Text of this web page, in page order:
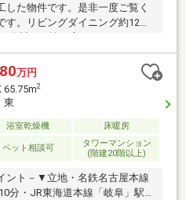
した物件です。是非一度ご覧く
す。リビングダイニング約12
合計15.5帖の広さです。・キッ
ザー、食器洗い乾燥機、浄水器
のしやすいガラストップコンロ
室（１）は約7帖、ウォークイ
います。東側バルコニーに出入
粧台は収納付き三面鏡、お手入
型カウンターです。・東側バル
ｍのワイドスパン。リビングダ
から出入りできる２Ｗａｙバル
能です。
万円
65.75m2
東
浴室乾燥機 床暖房
ペット相談可
タワーマンション
(階建20階以上)
ント－▼立地・名鉄名古屋本線
分・JR東海道本線「岐阜」駅